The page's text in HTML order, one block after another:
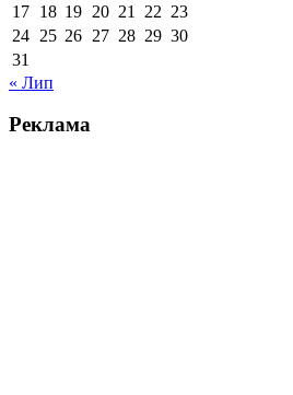
17 18 19 20 21 22 23
24 25 26 27 28 29 30
31
« Лип
Реклама